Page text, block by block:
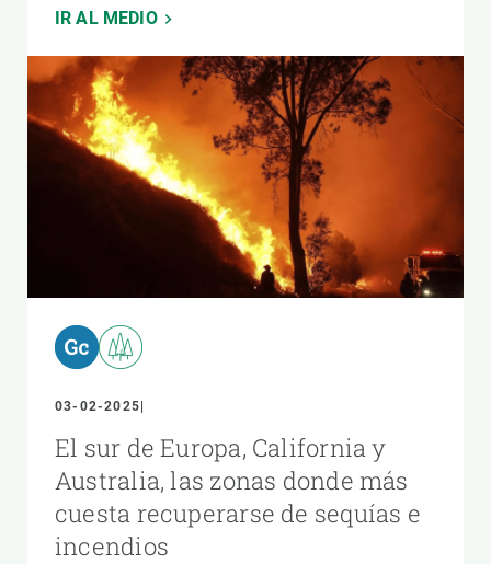
IR AL MEDIO
03-02-2025
El sur de Europa, California y
Australia, las zonas donde más
cuesta recuperarse de sequías e
incendios